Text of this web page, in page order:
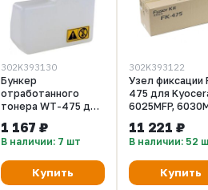
302K393130
Бункер
отработанного
тонера WT-475 для
6025MFP, FS-
6030MFP, FS-
6525MFP, FS-
6530MFP, TASKalfa
255, 255b, 305, 3010i,
1 167 ₽
В наличии: 7 шт
Купить
302K393122
Узел фиксации
475 для
6025MFP,
(302K393122)
11 221 ₽
В наличии: 52
Купить